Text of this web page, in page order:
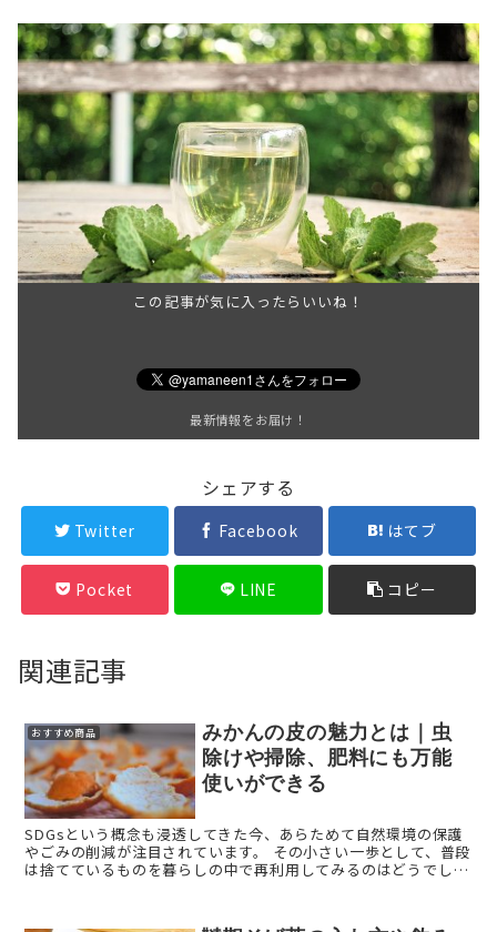
この記事が気に入ったらいいね！
最新情報をお届け！
シェアする
Twitter Facebook はてブ
Pocket LINE コピー
関連記事
おすすめ商品
みかんの皮の魅力とは｜虫
除けや掃除、肥料にも万能
使いができる
SDGsという概念も浸透してきた今、あらためて自然環境の保護
やごみの削減が注目されています。 その小さい一歩として、普段
は捨てているものを暮らしの中で再利用してみるのはどうでしょ